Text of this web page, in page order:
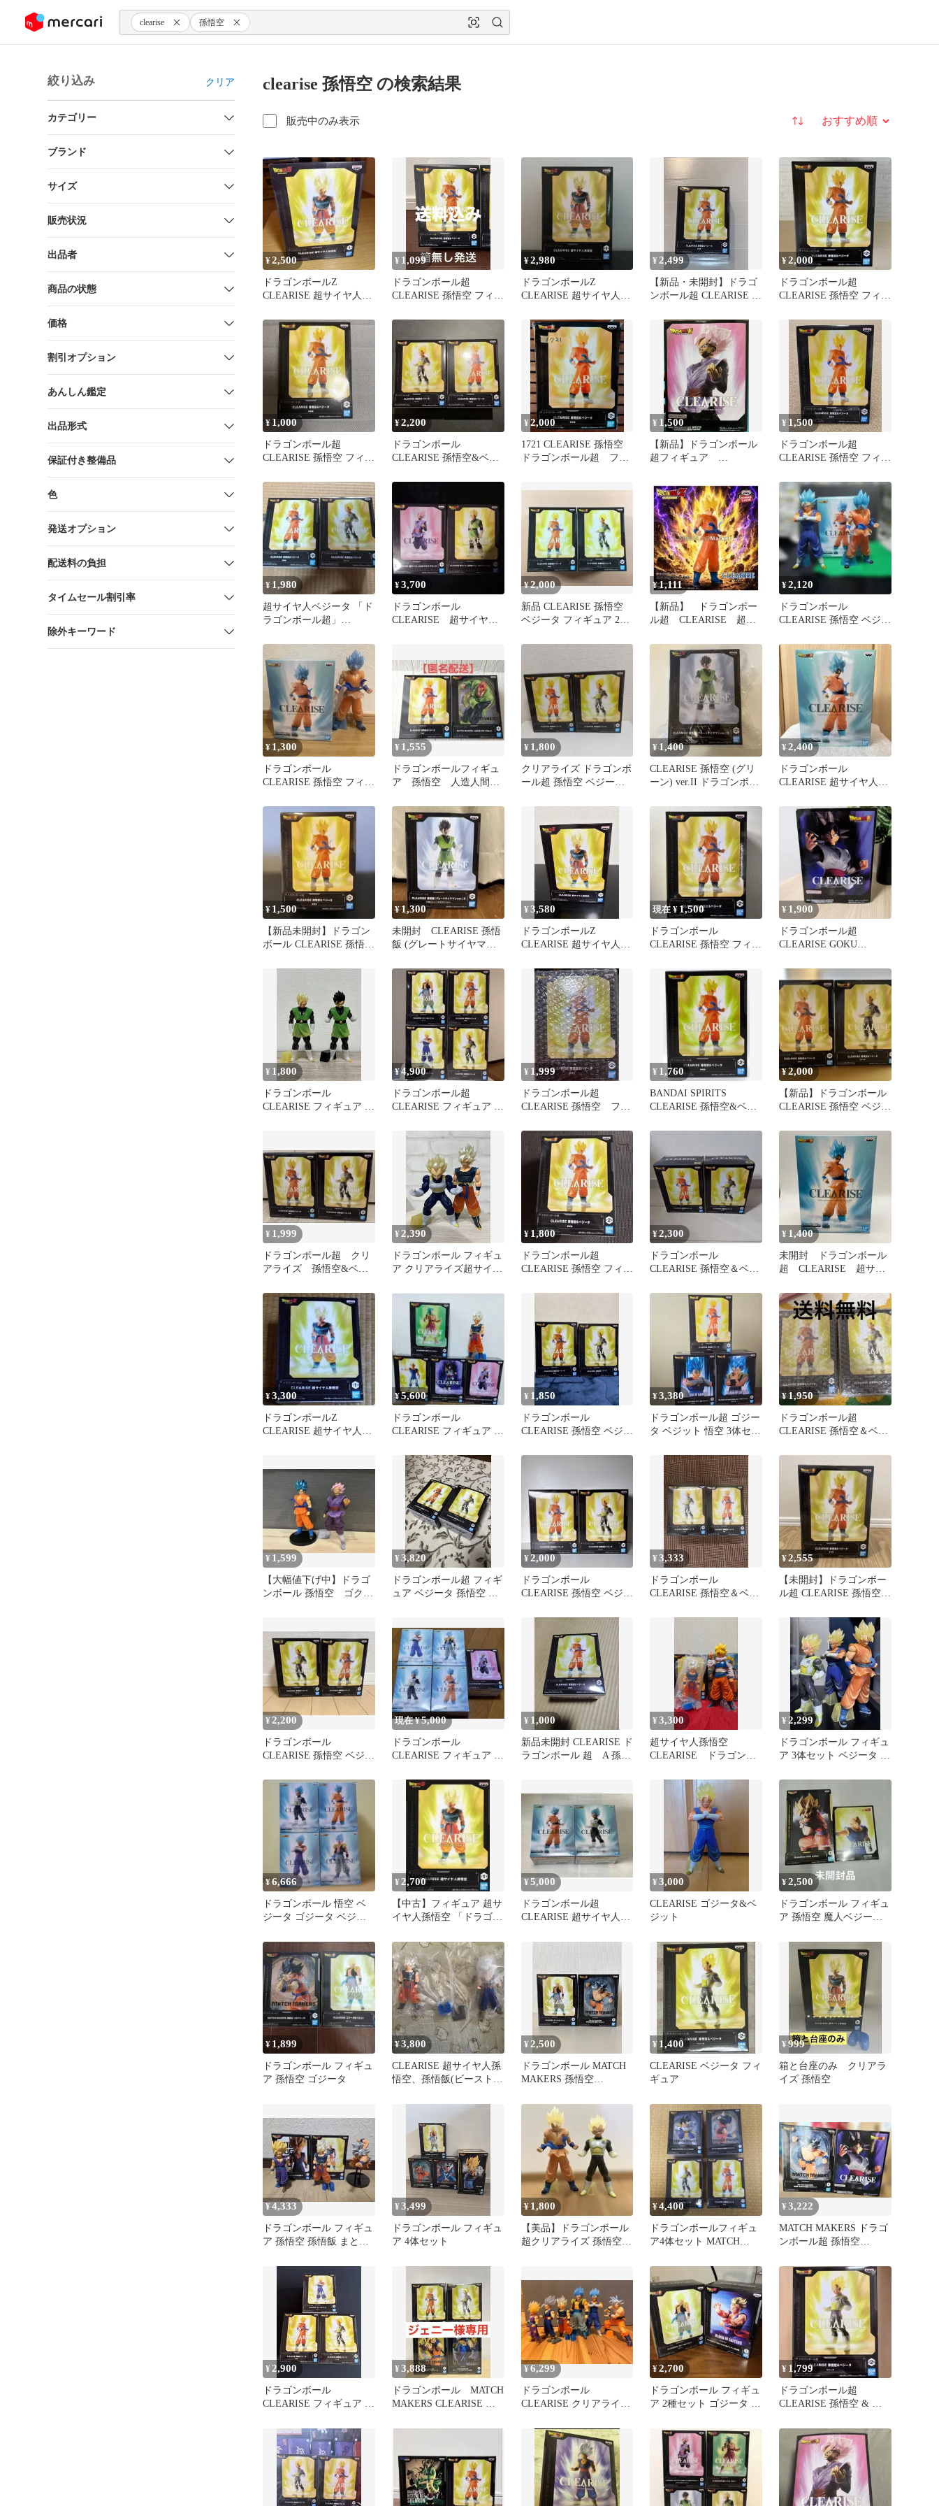
ツにスキップ clearise 孫悟空
絞り込み クリア
カテゴリー
ブランド
サイズ
販売状況
出品者
商品の状態
価格
割引オプション
あんしん鑑定
出品形式
保証付き整備品
色
発送オプション
配送料の負担
タイムセール割引率
除外キーワード
clearise 孫悟空 の検索結果
販売中のみ表示 並び替え
¥2,500
ドラゴンボールZ
CLEARISE 超サイヤ人孫
¥ 1,099
ドラゴンボール超
CLEARISE 孫悟空 フィギ
¥2,980
ドラゴンボールZ
CLEARISE 超サイヤ人孫
¥ 2,499
【新品・未開封】ドラゴ
ンボール超 CLEARISE 孫
¥2,000
ドラゴンボール超
CLEARISE 孫悟空 フィギ
¥ 1,000
ドラゴンボール超
CLEARISE 孫悟空 フィギ
¥2,200
ドラゴンボール
CLEARISE 孫悟空&ベジ
¥2,000
1721 CLEARISE 孫悟空
ドラゴンボール超 フィ
¥ 1,500
【新品】ドラゴンボール
超フィギュア
ゼゴクウブラック
¥ 1,500
ドラゴンボール超
CLEARISE 孫悟空 フィギ
¥ 1,980
超サイヤ人ベジータ 「ド
ラゴンボール超」
ータ
¥3,700
ドラゴンボール
CLEARISE 超サイヤ
¥2,000
新品 CLEARISE 孫悟空
ベジータ フィギュア 2種
¥1,111
【新品】 ドラゴンボー
ル超 CLEARISE 超サ
ュア
¥2,120
ドラゴンボール
CLEARISE 孫悟空 ベジッ
¥ 1,300
ドラゴンボール
CLEARISE 孫悟空 フィギ
¥ 1,555
ドラゴンボールフィギュ
ア 孫悟空 人造人間16
¥ 1,800
クリアライズ ドラゴンボ
ール超 孫悟空 ベジータ
¥ 1,400
CLEARISE 孫悟空 (グリ
ーン) ver.II ドラゴンボー
¥2,400
ドラゴンボール
CLEARISE 超サイヤ人ゴ
未開封
¥ 1,500
【新品未開封】ドラゴン
ボール CLEARISE 孫悟空
¥ 1,300
未開封 CLEARISE 孫悟
飯 (グレートサイヤマン
¥3,580
ドラゴンボールZ
CLEARISE 超サイヤ人孫
現在 ¥ 1,500
ドラゴンボール
CLEARISE 孫悟空 フィギ
¥ 1,900
ドラゴンボール超
CLEARISE GOKU
箱無し
¥ 1,800
ドラゴンボール
CLEARISE フィギュア 孫
¥4,900
ドラゴンボール超
CLEARISE フィギュア 4
¥ 1,999
ドラゴンボール超
CLEARISE 孫悟空 フィ
¥ 1,760
BANDAI SPIRITS
CLEARISE 孫悟空&ベジ
¥2,000
【新品】ドラゴンボール
CLEARISE 孫悟空 ベジー
¥ 1,999
ドラゴンボール超 クリ
アライズ 孫悟空&ベジ
¥ 2,390
ドラゴンボール フィギュ
ア クリアライズ超サイヤ
ット
¥ 1,800
ドラゴンボール超
CLEARISE 孫悟空 フィギ
¥2,300
ドラゴンボール
CLEARISE 孫悟空＆ベジ
¥ 1,400
未開封 ドラゴンボール
超 CLEARISE 超サイ
悟空 プライズ フィギ
ュア バンダイ バンプ
レスト （ME28-3189）
¥3,300
ドラゴンボールZ
CLEARISE 超サイヤ人孫
¥5,600
ドラゴンボール
CLEARISE フィギュア 5
空他
¥ 1,850
ドラゴンボール
CLEARISE 孫悟空 ベジー
¥3,380
ドラゴンボール超 ゴジー
タ ベジット 悟空 3体セッ
¥1,950
ドラゴンボール超
CLEARISE 孫悟空＆ベジ
ト
¥ 1,599
【大幅値下げ中】ドラゴ
ンボール 孫悟空 ゴクウ
¥3,820
ドラゴンボール超 フィギ
ュア ベジータ 孫悟空 ２
¥2,000
ドラゴンボール
CLEARISE 孫悟空 ベジー
¥3,333
ドラゴンボール
CLEARISE 孫悟空＆ベジ
¥2,555
【未開封】ドラゴンボー
ル超 CLEARISE 孫悟空
¥ 2,200
ドラゴンボール
CLEARISE 孫悟空 ベジー
現在 ¥5,000
ドラゴンボール
CLEARISE フィギュア 5
¥ 1,000
新品未開封 CLEARISE ド
ラゴンボール 超 A 孫悟
¥3,300
超サイヤ人孫悟空
CLEARISE ドラゴンボ
¥ 2,299
ドラゴンボール フィギュ
ア 3体セット ベジータ 孫
¥6,666
ドラゴンボール 悟空 ベ
ジータ ゴジータ ベジッ
¥2,700
【中古】フィギュア 超サ
イヤ人孫悟空 「ドラゴン
サイヤ人孫悟空
¥5,000
ドラゴンボール超
CLEARISE 超サイヤ人ゴ
空 ベジータ
¥3,000
CLEARISE ゴジータ&ベ
ジット
¥2,500
ドラゴンボール フィギュ
ア 孫悟空 魔人ベジータ 2
¥ 1,899
ドラゴンボール フィギュ
ア 孫悟空 ゴジータ
¥3,800
CLEARISE 超サイヤ人孫
悟空、孫悟飯(ビースト)
¥2,500
ドラゴンボール MATCH
MAKERS 孫悟空
¥ 1,400
CLEARISE ベジータ フィ
ギュア
¥999
箱と台座のみ クリアラ
イズ 孫悟空
¥4,333
ドラゴンボール フィギュ
ア 孫悟空 孫悟飯 まとめ
¥3,499
ドラゴンボール フィギュ
ア 4体セット
¥ 1,800
【美品】ドラゴンボール
超クリアライズ 孫悟空
¥4,400
ドラゴンボールフィギュ
ア4体セット MATCH
¥3,222
MATCH MAKERS ドラゴ
ンボール超 孫悟空
¥2,900
ドラゴンボール
CLEARISE フィギュア 3
¥3,888
ドラゴンボール MATCH
MAKERS CLEARISE 孫
¥6,299
ドラゴンボール
CLEARISE クリアライズ
セット
¥2,700
ドラゴンボール フィギュ
ア 2種セット ゴジータ 孫
¥ 1,799
ドラゴンボール超
CLEARISE 孫悟空 & ベ
ュア